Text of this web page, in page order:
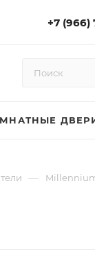
+7 (966)
—